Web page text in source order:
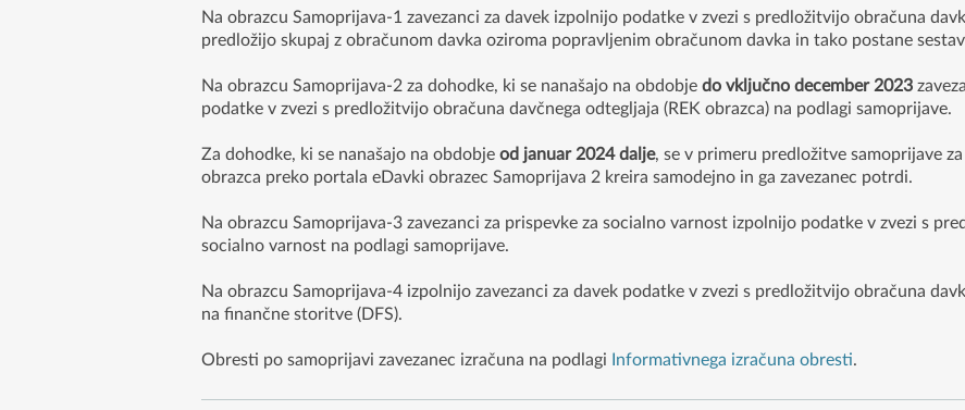
Na obrazcu Samoprijava-1 zavezanci za davek izpolnijo podatke v zvezi s predložitvijo obračuna
predložijo skupaj z obračunom davka oziroma popravljenim obračunom davka in tako postane
Na obrazcu Samoprijava-2 za dohodke, ki se nanašajo na obdobje do vključno december 2023
podatke v zvezi s predložitvijo obračuna davčnega odtegljaja (REK obrazca) na podlagi samoprijave.
Za dohodke, ki se nanašajo na obdobje od januar 2024 dalje, se v primeru predložitve samoprijave
obrazca preko portala eDavki obrazec Samoprijava 2 kreira samodejno in ga zavezanec potrdi.
Na obrazcu Samoprijava-3 zavezanci za prispevke za socialno varnost izpolnijo podatke v zvezi s
socialno varnost na podlagi samoprijave.
Na obrazcu Samoprijava-4 izpolnijo zavezanci za davek podatke v zvezi s predložitvijo obračuna
na finančne storitve (DFS).
Obresti po samoprijavi zavezanec izračuna na podlagi Informativnega izračuna obresti.